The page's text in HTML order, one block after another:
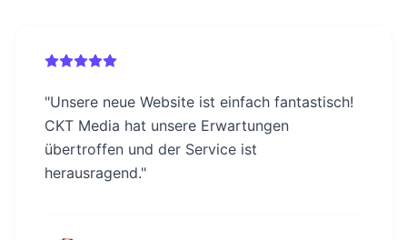
"Unsere neue Website ist einfach fantastisch!
CKT Media hat unsere Erwartungen
übertroffen und der Service ist
herausragend."